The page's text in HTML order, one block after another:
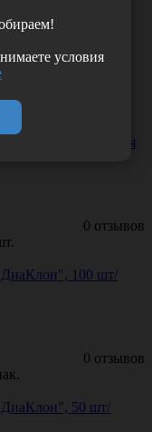
Фолькмана", Россия
0 отзывов
100 шт/
0 отзывов
50 шт/
условия